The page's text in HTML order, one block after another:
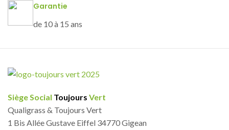
Garantie
de 10 à 15 ans
Siège Social Toujours Vert
Qualigrass & Toujours Vert
1 Bis Allée Gustave Eiffel 34770 Gigean